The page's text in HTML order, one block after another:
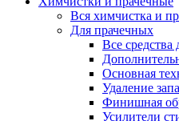
Вся химчистка и
Для прачечных
Все средства
Основная
Удаление
Финишная
Усилители